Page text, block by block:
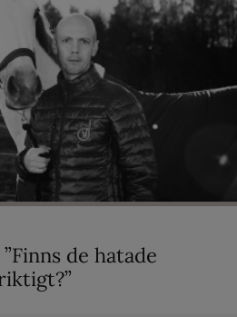
de hatade